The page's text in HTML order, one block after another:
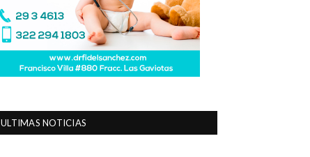
ULTIMAS NOTICIAS